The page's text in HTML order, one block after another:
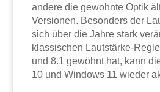
andere die gewohnte Optik
Versionen. Besonders der
sich über die Jahre stark
klassischen Lautstärke-
und 8.1 gewöhnt hat, kann
10 und Windows 11 wieder